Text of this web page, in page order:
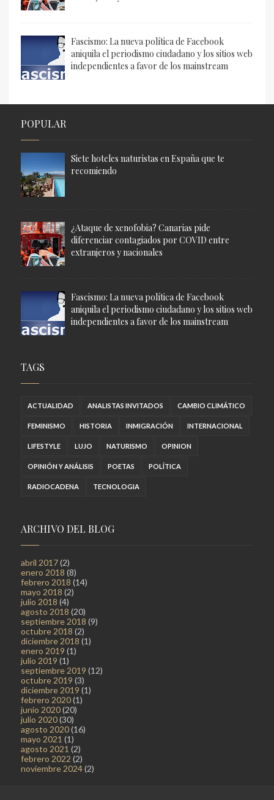
Fascismo: La nueva política de Facebook
aniquila el periodismo ciudadano y los sitios web
independientes a favor de los mainstream
POPULAR
Siete hoteles naturistas en España que te
recomiendo
¿Ataque de xenofobia? Canarias pide
diferenciar contagiados por COVID entre
extranjeros y nacionales
Fascismo: La nueva política de Facebook
aniquila el periodismo ciudadano y los sitios web
independientes a favor de los mainstream
TAGS
ACTUALIDAD ANALISTAS INVITADOS CAMBIO CLIMÁTICO
FEMINISMO HISTORIA INMIGRACIÓN INTERNACIONAL
LIFESTYLE LUJO NATURISMO OPINION
OPINIÓN Y ANÁLISIS POETAS POLÍTICA
RADIOCADENA TECNOLOGIA
ARCHIVO DEL BLOG
abril 2017(2)
enero 2018 (8)
febrero 2018 (14)
mayo 2018 (2)
julio 2018 (4)
agosto 2018 (20)
septiembre 2018 (9)
octubre 2018 (2)
diciembre 2018 (1)
enero 2019 (1)
julio 2019 (1)
septiembre 2019 (12)
octubre 2019 (3)
diciembre 2019 (1)
febrero 2020(1)
junio 2020(20)
julio 2020(30)
agosto 2020(16)
mayo 2021 (1)
agosto 2021 (2)
febrero 2022 (2)
noviembre 2024(2)